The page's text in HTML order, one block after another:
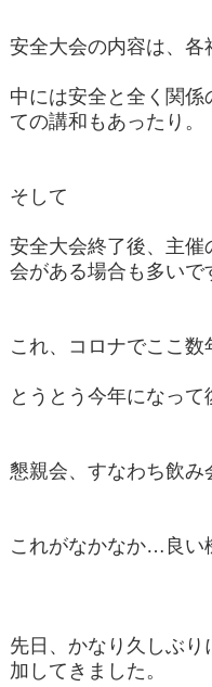
安全大会の内容は、各
中には安全と全く関
ての講和もあったり。
そして
安全大会終了後、主
会がある場合も多いで
これ、コロナでここ
とうとう今年になっ
懇親会、すなわち飲み
これがなかなか…良い
先日、かなり久しぶ
加してきました。